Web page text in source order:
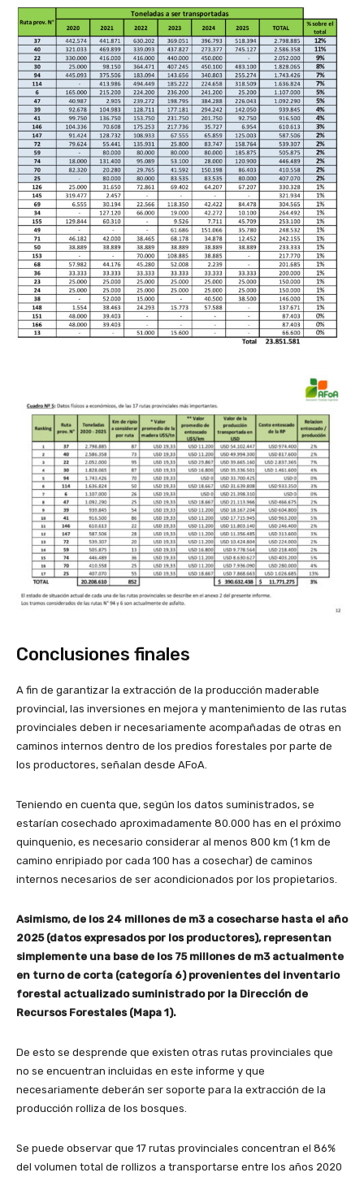
Conclusiones finales
A fin de garantizar la extracción de la producción maderable
provincial, las inversiones en mejora y mantenimiento de las rutas
provinciales deben ir necesariamente acompañadas de otras en
caminos internos dentro de los predios forestales por parte de
los productores, señalan desde AFoA.
Teniendo en cuenta que, según los datos suministrados, se
estarían cosechado aproximadamente 80.000 has en el próximo
quinquenio, es necesario considerar al menos 800 km (1 km de
camino enripiado por cada 100 has a cosechar) de caminos
internos necesarios de ser acondicionados por los propietarios.
Asimismo, de los 24 millones de m3 a cosecharse hasta el año
2025 (datos expresados por los productores), representan
simplemente una base de los 75 millones de m3 actualmente
en turno de corta (categoría 6) provenientes del inventario
forestal actualizado suministrado por la Dirección de
Recursos Forestales (Mapa 1).
De esto se desprende que existen otras rutas provinciales que
no se encuentran incluidas en este informe y que
necesariamente deberán ser soporte para la extracción de la
producción rolliza de los bosques.
Se puede observar que 17 rutas provinciales concentran el 86%
del volumen total de rollizos a transportarse entre los años 2020